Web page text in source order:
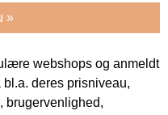
»
webshops og anmeldt
deres prisniveau,
brugervenlighed,